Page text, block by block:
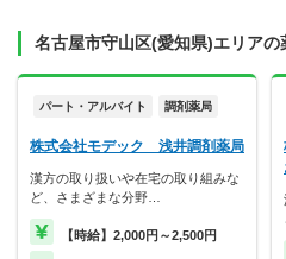
名古屋市守山区(愛知県)エリアの
パート・アルバイト 調剤薬局
株式会社モデック 浅井調剤薬局
漢方の取り扱いや在宅の取り組みな
ど、さまざまな分野…
【時給】2,000円～2,500円